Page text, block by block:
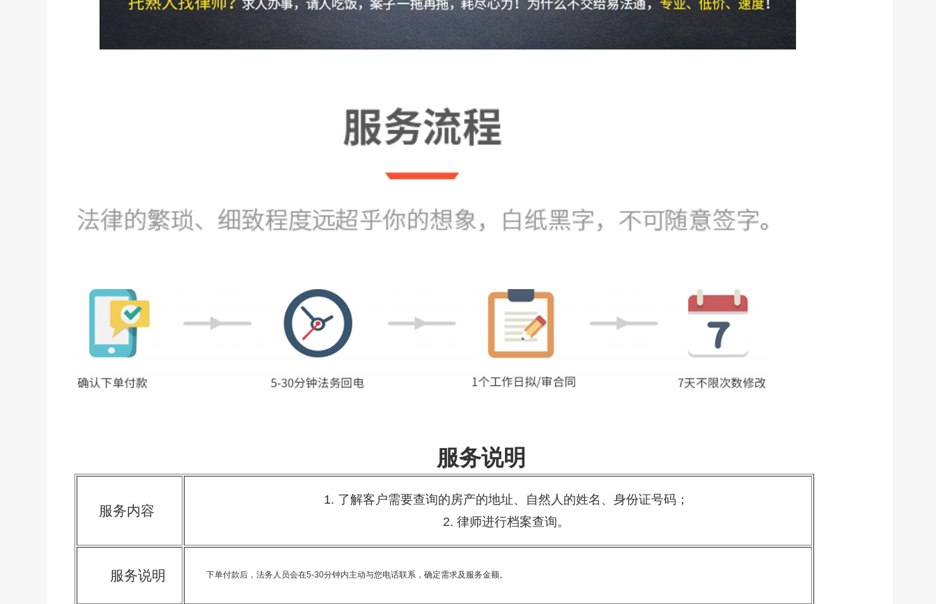
服务说明
服务内容
1. 了解客户需要查询的房产的地址、自然人的姓名、身份证号码；
2. 律师进行档案查询。
服务说明 下单付款后，法务人员会在5-30分钟内主动与您电话联系，确定需求及服务金额。